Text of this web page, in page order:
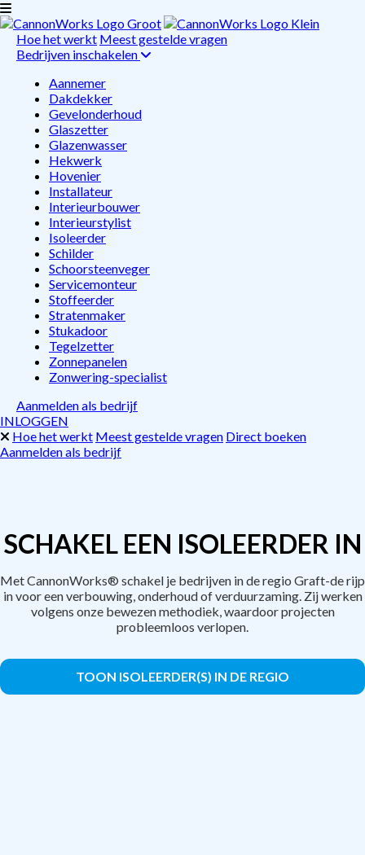
Hoe het werkt Meest gestelde vragen
Bedrijven inschakelen
Aannemer
Dakdekker
Gevelonderhoud
Glaszetter
Glazenwasser
Hekwerk
Hovenier
Installateur
Interieurbouwer
Interieurstylist
Isoleerder
Schilder
Schoorsteenveger
Servicemonteur
Stoffeerder
Stratenmaker
Stukadoor
Tegelzetter
Zonnepanelen
Zonwering-specialist
Aanmelden als bedrijf
INLOGGEN
Hoe het werkt Meest gestelde vragen Direct boeken
Aanmelden als bedrijf
SCHAKEL EEN ISOLEERDER IN
Met CannonWorks® schakel je bedrijven in de regio Graft-de rijp
in voor een verbouwing, onderhoud of verduurzaming. Zij werken
volgens onze bewezen methodiek, waardoor projecten
probleemloos verlopen.
TOON ISOLEERDER(S) IN DE REGIO